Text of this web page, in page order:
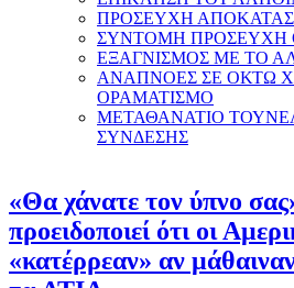
ΠΡΟΣΕΥΧΗ
ΣΥΝΤΟΜΗ ΠΡΟΣΕΥΧΗ
ΕΞΑΓΝΙΣΜΟΣ ΜΕ ΤΟ
ΑΝΑΠΝΟΕΣ ΣΕ ΟΚΤΩ
ΟΡΑΜΑΤΙΣΜΟ
ΜΕΤΑΘΑΝΑΤΙΟ
ΣΥΝΔΕΣΗΣ
«Θα χάνατε τον ύπνο
προειδοποιεί ότι οι
«κατέρρεαν» αν